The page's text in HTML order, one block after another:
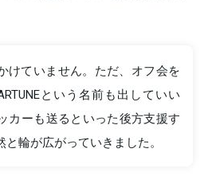
けていません。ただ、オフ会を
という名前も出していい
カーも送るといった後方支援す
輪が広がっていきました。